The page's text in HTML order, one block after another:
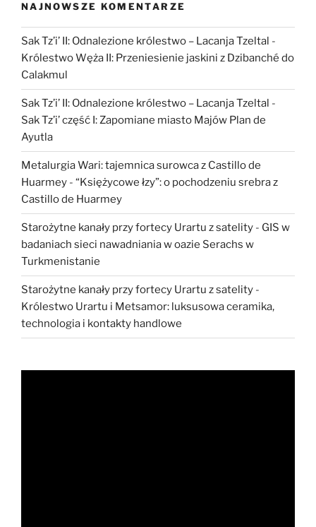
NAJNOWSZE KOMENTARZE
Sak Tz’i’ II: Odnalezione królestwo – Lacanja Tzeltal -
Królestwo Węża II: Przeniesienie jaskini z Dzibanché do
Calakmul
Sak Tz’i’ II: Odnalezione królestwo – Lacanja Tzeltal -
Sak Tz’i’ część I: Zapomiane miasto Majów Plan de
Ayutla
Metalurgia Wari: tajemnica surowca z Castillo de
Huarmey - “Księżycowe łzy”: o pochodzeniu srebra z
Castillo de Huarmey
Starożytne kanały przy fortecy Urartu z satelity - GIS w
badaniach sieci nawadniania w oazie Serachs w
Turkmenistanie
Starożytne kanały przy fortecy Urartu z satelity -
Królestwo Urartu i Metsamor: luksusowa ceramika,
technologia i kontakty handlowe